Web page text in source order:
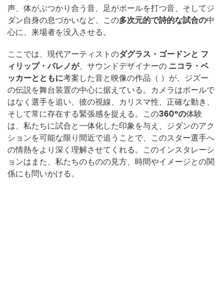
声、体がぶつかり合う音、足がボールを打つ音、そしてジ
ダン自身の息づかいなど、この多次元的で詩的な試合の中
心に、来場者を没入させる。
ここでは、現代アーティストのダグラス・ゴードンと フ
ィリップ・パレノが、サウンドデザイナーの ニコラ・ベ
ッカーとともに考案した音と映像の作品（ ）が、ジズー
の伝説を舞台装置の中心に据えている。カメラはボールで
はなく選手を追い、彼の視線、カリスマ性、正確な動き、
そして常に存在する緊張感を捉える。この360°の体験
は、私たちに試合と一体化した印象を与え、ジダンのアク
ションを可能な限り間近で追うことで、このスター選手へ
の情熱をより深く理解させてくれる。このインスタレーシ
ョンはまた、私たちのものの見方、時間やイメージとの関
係にも問いかける。